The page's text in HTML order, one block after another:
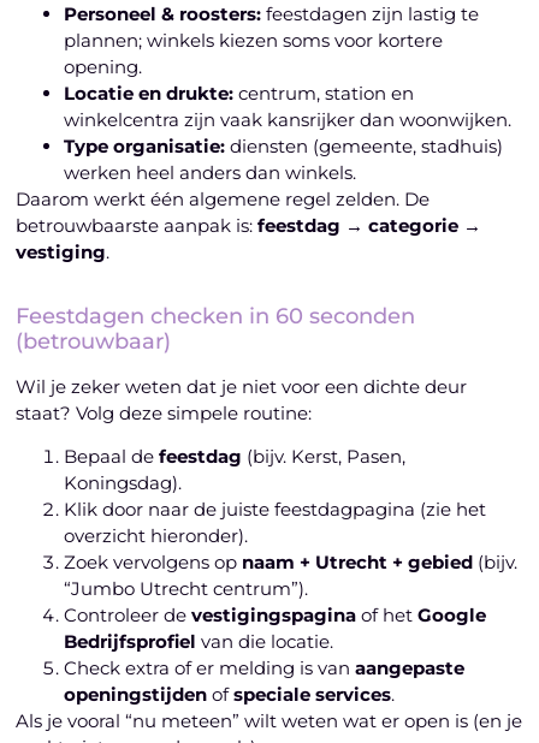
Personeel & roosters: feestdagen zijn lastig te
plannen; winkels kiezen soms voor kortere
opening.
Locatie en drukte: centrum, station en
winkelcentra zijn vaak kansrijker dan woonwijken.
Type organisatie: diensten (gemeente, stadhuis)
werken heel anders dan winkels.
Daarom werkt één algemene regel zelden. De
betrouwbaarste aanpak is:feestdag → categorie →
vestiging.
Feestdagen checken in 60 seconden
(betrouwbaar)
Wil je zeker weten dat je niet voor een dichte deur
staat? Volg deze simpele routine:
Bepaal defeestdag (bijv. Kerst, Pasen,
Koningsdag).
Klik door naar de juiste feestdagpagina (zie het
overzicht hieronder).
Zoek vervolgens op naam + Utrecht + gebied (bijv.
“Jumbo Utrecht centrum”).
Controleer devestigingspagina of hetGoogle
Bedrijfsprofiel van die locatie.
Check extra of er melding is vanaangepaste
openingstijden ofspeciale services.
Als je vooral “nu meteen” wilt weten wat er open is (en je